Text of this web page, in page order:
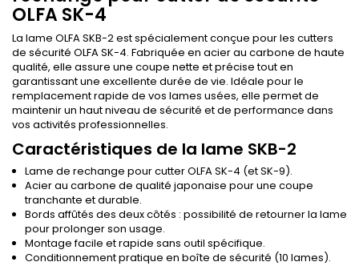
OLFA SK-4
La lame OLFA SKB-2 est spécialement conçue pour les cutters
de sécurité OLFA SK-4. Fabriquée en acier au carbone de haute
qualité, elle assure une coupe nette et précise tout en
garantissant une excellente durée de vie. Idéale pour le
remplacement rapide de vos lames usées, elle permet de
maintenir un haut niveau de sécurité et de performance dans
vos activités professionnelles.
Caractéristiques de la lame SKB-2
Lame de rechange pour cutter OLFA SK-4 (et SK-9).
Acier au carbone de qualité japonaise pour une coupe
tranchante et durable.
Bords affûtés des deux côtés : possibilité de retourner la lame
pour prolonger son usage.
Montage facile et rapide sans outil spécifique.
Conditionnement pratique en boîte de sécurité (10 lames).